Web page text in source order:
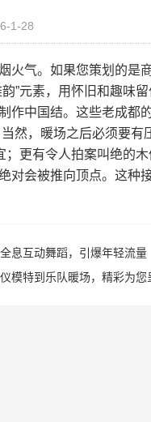
1-28
火气。如果您策划的是
”元素，用怀旧和趣味
作中国结。这些老成都
然，暖场之后必须要有
；更有令人拍案叫绝的
对会被推向顶点。这种
息互动舞蹈，引爆年轻流量
模特到乐队暖场，精彩为您